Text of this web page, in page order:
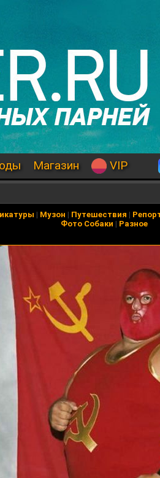
Магазин VIP
| Музон | Путешествия |
Фото Собаки | Разное